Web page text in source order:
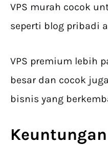
VPS murah cocok
seperti blog pribadi
VPS premium lebih
besar dan cocok
bisnis yang
Keuntungan